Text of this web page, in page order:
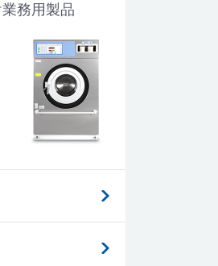
務用製品